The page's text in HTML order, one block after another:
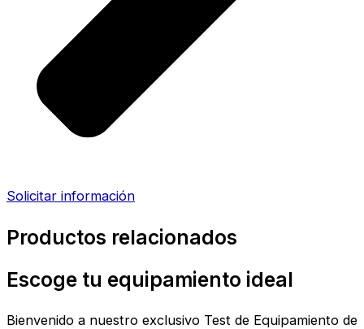
Solicitar información
Productos relacionados
Escoge tu equipamiento ideal
Bienvenido a nuestro exclusivo Test de Equipamiento de